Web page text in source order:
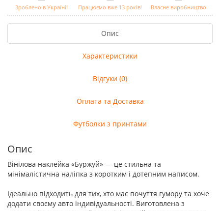
Зроблено в Україні! Працюємо вже 13 років! Власне виробництво
Опис
Характеристики
Відгуки (0)
Оплата та Доставка
Футболки з принтами
Опис
Вінілова наклейка «Буржуй» — це стильна та
мінімалістична наліпка з коротким і дотепним написом.
Ідеально підходить для тих, хто має почуття гумору та хоче
додати своєму авто індивідуальності. Виготовлена з